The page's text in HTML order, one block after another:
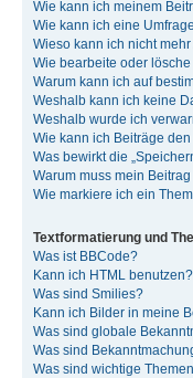
Wie kann ich meinem
Wie kann ich eine
Wieso kann ich nicht
Wie bearbeite oder
Warum kann ich auf
Weshalb kann ich keine
Weshalb wurde ich
Wie kann ich Beiträge
Was bewirkt die
Warum muss mein
Wie markiere ich ein
Textformatierung und
Was ist BBCode?
Kann ich HTML benutzen?
Was sind Smilies?
Kann ich Bilder in meine
Was sind globale
Was sind
Was sind wichtige